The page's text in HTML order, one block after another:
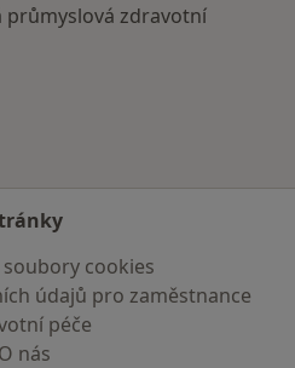
průmyslová zdravotní
cookies
údajů pro zaměstnance
péče
O nás